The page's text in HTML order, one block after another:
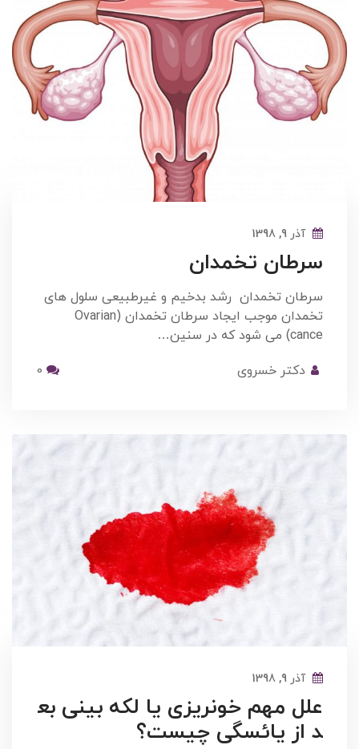
آذر 9, 1398
سرطان تخمدان
سرطان تخمدان رشد بدخیم و غیرطبیعی سلول های
تخمدان موجب ایجاد سرطان تخمدان (Ovarian
cance) می‌ شود که در سنین…
دکتر خسروی
آذر 9, 1398
علل مهم خونریزی یا لکه بینی بع
د از یائسگی چیست؟